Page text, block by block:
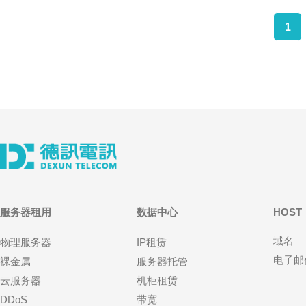
1
服务器租用
物理服务器
裸金属
云服务器
DDoS
数据中心
IP租赁
服务器托管
机柜租赁
带宽
HOST
域名
电子